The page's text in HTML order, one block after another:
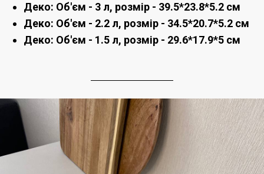
Деко: Об'єм - 3 л, розмір - 39.5*23.8*5.2 см
Деко: Об'єм - 2.2 л, розмір - 34.5*20.7*5.2 см
Деко: Об'єм - 1.5 л, розмір - 29.6*17.9*5 см